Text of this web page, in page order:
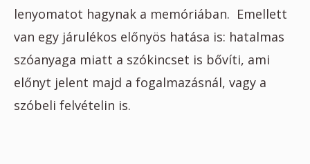
lenyomatot hagynak a memóriában. Emellett
van egy járulékos előnyös hatása is: hatalmas
szóanyaga miatt a szókincset is bővíti, ami
előnyt jelent majd a fogalmazásnál, vagy a
szóbeli felvételin is.